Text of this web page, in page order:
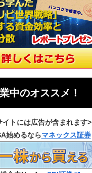
中のオススメ！
イトには広告が含まれます>
始めるならマネックス証券